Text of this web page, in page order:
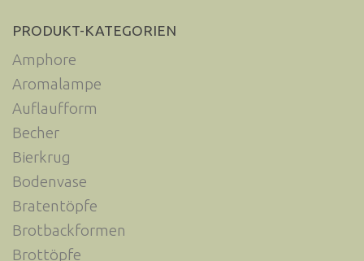
PRODUKT-KATEGORIEN
Amphore
Aromalampe
Auflaufform
Becher
Bierkrug
Bodenvase
Bratentöpfe
Brotbackformen
Brottöpfe